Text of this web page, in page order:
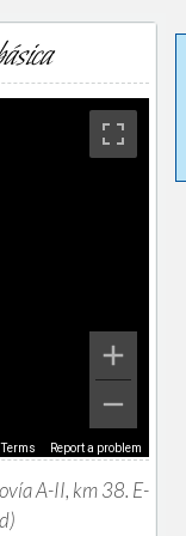
Terms Report a problem
A-II, km 38. E-